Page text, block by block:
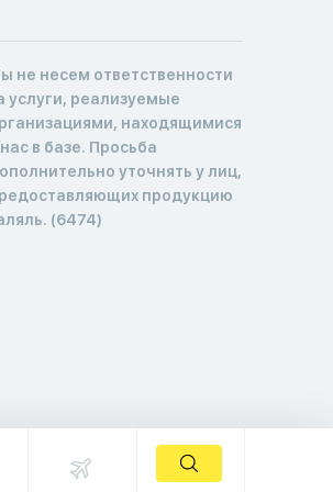
не несем ответственности
услуги, реализуемые
находящимися
в базе. Просьба
уточнять у лиц,
продукцию
(6474)